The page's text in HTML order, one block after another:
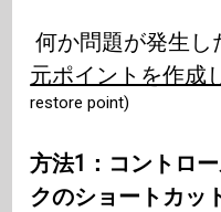
何か問題が発生
元ポイントを作成
restore point)
方法1：コントロ
クのショートカッ